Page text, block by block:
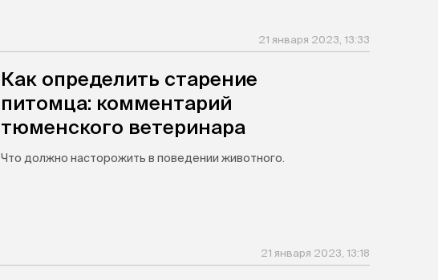
21 января 2023, 13:33
Как определить старение
питомца: комментарий
тюменского ветеринара
Что должно насторожить в поведении животного.
21 января 2023, 13:18